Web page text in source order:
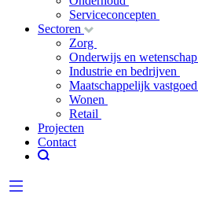
Serviceconcepten
Sectoren
Zorg
Onderwijs en wetenschap
Industrie en bedrijven
Maatschappelijk vastgoed
Wonen
Retail
Projecten
Contact